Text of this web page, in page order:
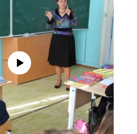
currently available